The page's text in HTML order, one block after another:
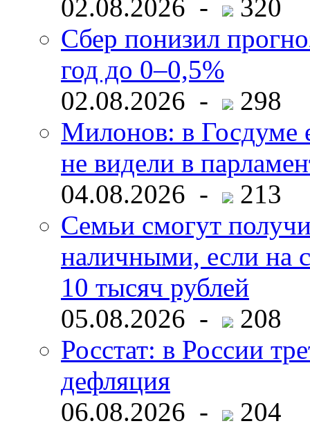
02.08.2026 -
320
Сбер понизил
год до 0–0,5%
02.08.2026 -
298
Милонов: в Госдуме
не видели в
04.08.2026 -
213
Семьи смогут
наличными, если на
10 тысяч рублей
05.08.2026 -
208
Росстат: в России
дефляция
06.08.2026 -
204